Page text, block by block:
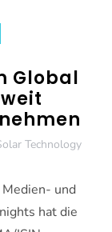
Global
Technology
und
hat die